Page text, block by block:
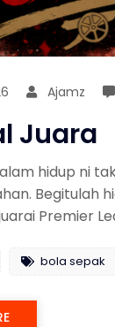
Ajamz
Juara
hidup ni
Begitulah
Premier
bola sepak